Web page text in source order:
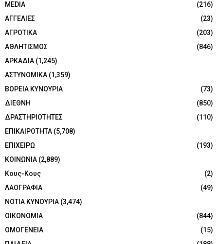
MEDIA
(216)
ΑΓΓΕΛΙΕΣ
(23)
ΑΓΡΟΤΙΚΑ
(203)
ΑΘΛΗΤΙΣΜΟΣ
(846)
ΑΡΚΑΔΙΑ (1,245)
ΑΣΤΥΝΟΜΙΚΑ (1,359)
ΒΟΡΕΙΑ ΚΥΝΟΥΡΙΑ
(73)
ΔΙΕΘΝΗ
(850)
ΔΡΑΣΤΗΡΙΟΤΗΤΕΣ
(110)
ΕΠΙΚΑΙΡΟΤΗΤΑ (5,708)
ΕΠΙΧΕΙΡΩ
(193)
ΚΟΙΝΩΝΙΑ (2,889)
Κους-Κους
(2)
ΛΑΟΓΡΑΦΙΑ
(49)
ΝΟΤΙΑ ΚΥΝΟΥΡΙΑ (3,474)
ΟΙΚΟΝΟΜΙΑ
(844)
ΟΜΟΓΕΝΕΙΑ
(15)